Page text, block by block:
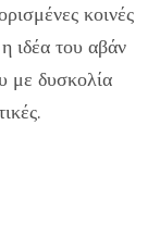
κοινές
ιδέα του αβάν
με δυσκολία